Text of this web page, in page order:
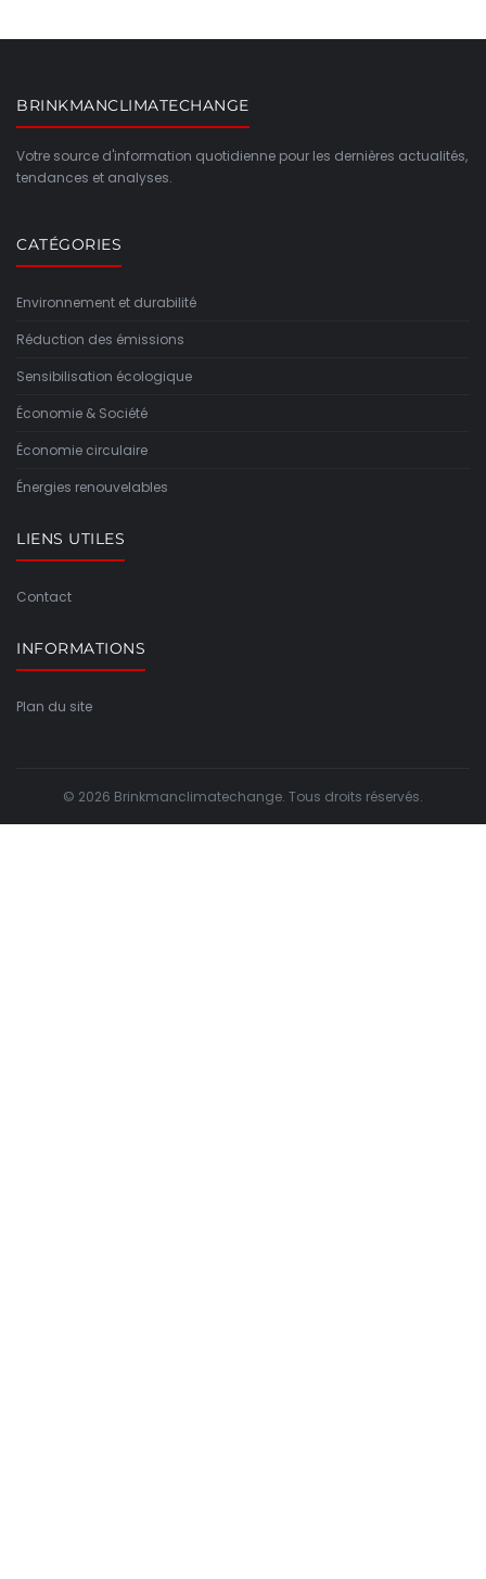
BRINKMANCLIMATECHANGE
Votre source d'information quotidienne pour les dernières actualités,
tendances et analyses.
CATÉGORIES
Environnement et durabilité
Réduction des émissions
Sensibilisation écologique
Économie & Société
Économie circulaire
Énergies renouvelables
LIENS UTILES
Contact
INFORMATIONS
Plan du site
© 2026 Brinkmanclimatechange. Tous droits réservés.